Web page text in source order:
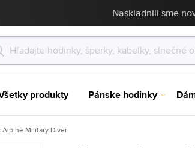
Naskladnili sme
produkty Pánske hodinky
Alpine Military Diver